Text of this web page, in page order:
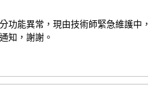
功能異常，現由技術師緊急維護中
知，謝謝。